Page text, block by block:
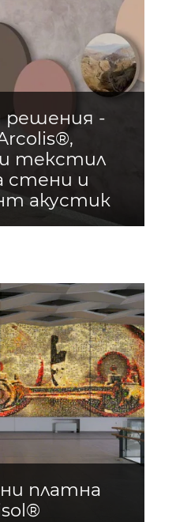
решения -
текстил
стени и
акустик
платна